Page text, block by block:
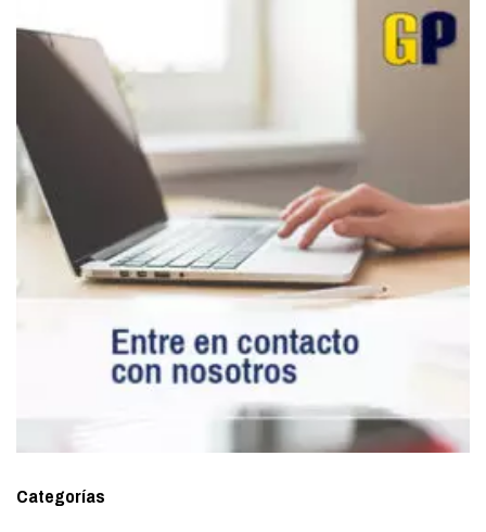
Categorías